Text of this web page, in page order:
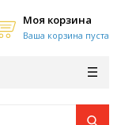
Моя корзина
Ваша корзина пуста